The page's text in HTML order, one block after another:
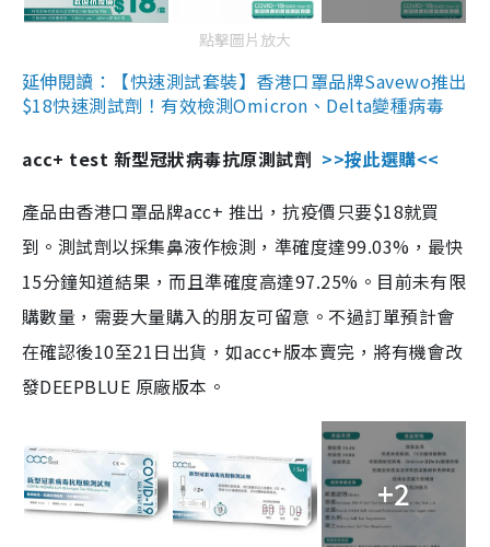
點擊圖片放大
延伸閱讀：【快速測試套裝】香港口罩品牌Savewo推出
$18快速測試劑！有效檢測Omicron、Delta變種病毒
acc+ test 新型冠狀病毒抗原測試劑 >>按此選購<<
產品由香港口罩品牌acc+ 推出，抗疫價只要$18就買
到。測試劑以採集鼻液作檢測，準確度達99.03%，最快
15分鐘知道結果，而且準確度高達97.25%。目前未有限
購數量，需要大量購入的朋友可留意。不過訂單預計會
在確認後10至21日出貨，如acc+版本賣完，將有機會改
發DEEPBLUE 原廠版本。
+2